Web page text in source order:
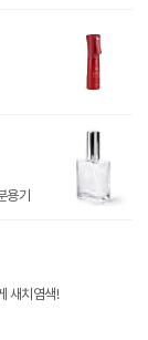
용기
새치염색!